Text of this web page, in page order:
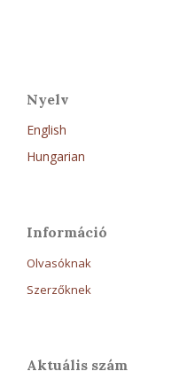
Nyelv
English
Hungarian
Információ
Olvasóknak
Szerzőknek
Aktuális szám